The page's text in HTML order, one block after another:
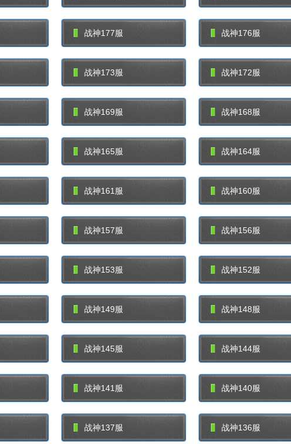
战神177服 战神176服
战神173服 战神172服
战神169服 战神168服
战神165服 战神164服
战神161服 战神160服
战神157服 战神156服
战神153服 战神152服
战神149服 战神148服
战神145服 战神144服
战神141服 战神140服
战神137服 战神136服